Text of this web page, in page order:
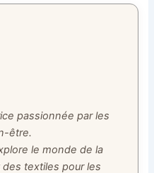
passionnée par les
être.
le monde de la
textiles pour les